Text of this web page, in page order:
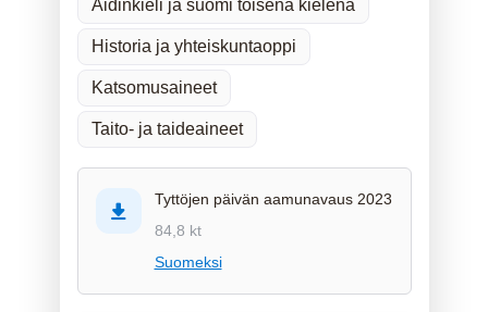
Äidinkieli ja suomi toisena kielenä
Historia ja yhteiskuntaoppi
Katsomusaineet
Taito- ja taideaineet
Tyttöjen päivän aamunavaus 2023
84,8 kt
Suomeksi